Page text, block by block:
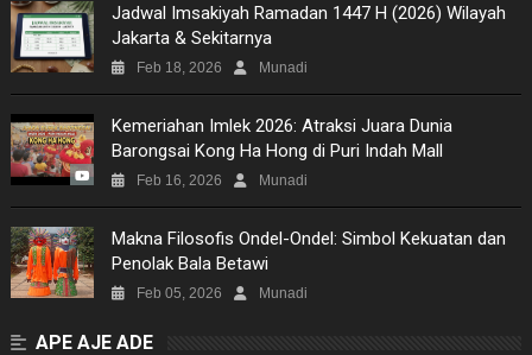
Jadwal Imsakiyah Ramadan 1447 H (2026) Wilayah
Jakarta & Sekitarnya
Feb 18, 2026 Munadi
Kemeriahan Imlek 2026: Atraksi Juara Dunia
Barongsai Kong Ha Hong di Puri Indah Mall
Feb 16, 2026 Munadi
Makna Filosofis Ondel-Ondel: Simbol Kekuatan dan
Penolak Bala Betawi
Feb 05, 2026 Munadi
APE AJE ADE